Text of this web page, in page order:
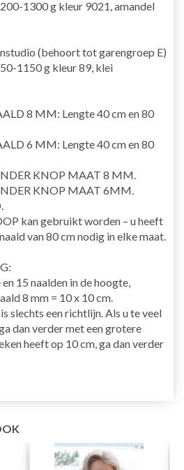
1300 g kleur 9021, amandel
(behoort tot garengroep E)
1150 g kleur 89, klei
8 MM: Lengte 40 cm en 80
6 MM: Lengte 40 cm en 80
KNOP MAAT 8 MM.
KNOP MAAT 6MM.
kan gebruikt worden – u heeft
van 80 cm nodig in elke maat.
:
15 naalden in de hoogte,
8 mm = 10 x 10 cm.
slechts een richtlijn. Als u te veel
dan verder met een grotere
heeft op 10 cm, ga dan verder